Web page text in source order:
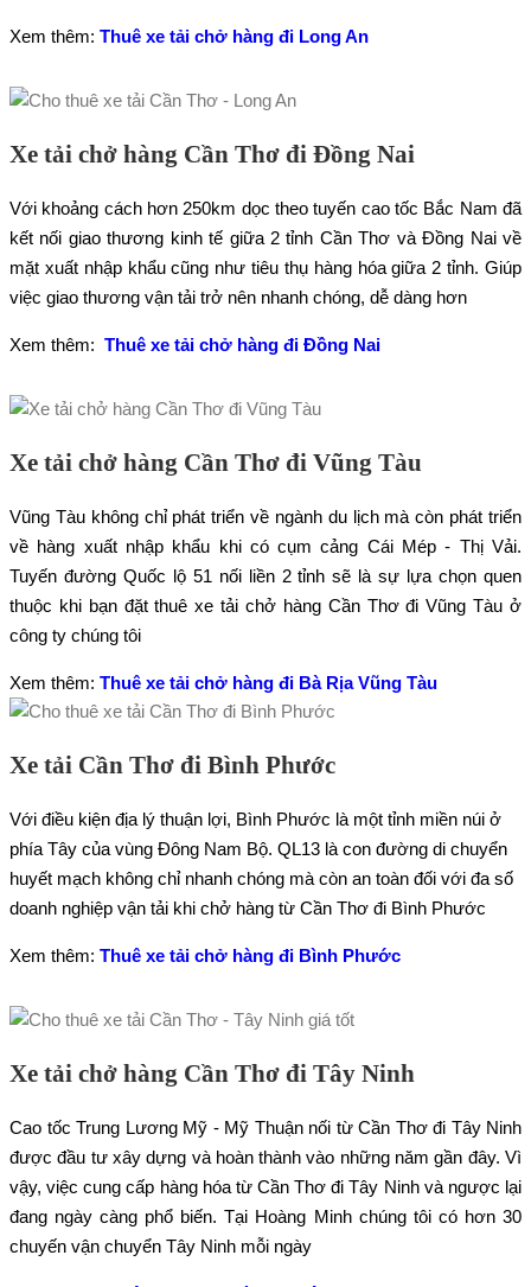
Xem thêm: Thuê xe tải chở hàng đi Long An
Xe tải chở hàng Cần Thơ đi Đồng Nai
Với khoảng cách hơn 250km dọc theo tuyến cao tốc Bắc Nam đã
kết nối giao thương kinh tế giữa 2 tỉnh Cần Thơ và Đồng Nai về
mặt xuất nhập khẩu cũng như tiêu thụ hàng hóa giữa 2 tỉnh. Giúp
việc giao thương vận tải trở nên nhanh chóng, dễ dàng hơn
Xem thêm: Thuê xe tải chở hàng đi Đồng Nai
Xe tải chở hàng Cần Thơ đi Vũng Tàu
Vũng Tàu không chỉ phát triển về ngành du lịch mà còn phát triển
về hàng xuất nhập khẩu khi có cụm cảng Cái Mép - Thị Vải.
Tuyến đường Quốc lộ 51 nối liền 2 tỉnh sẽ là sự lựa chọn quen
thuộc khi bạn đặt thuê xe tải chở hàng Cần Thơ đi Vũng Tàu ở
công ty chúng tôi
Xem thêm: Thuê xe tải chở hàng đi Bà Rịa Vũng Tàu
Xe tải Cần Thơ đi Bình Phước
Với điều kiện địa lý thuận lợi, Bình Phước là một tỉnh miền núi ở
phía Tây của vùng Đông Nam Bộ. QL13 là con đường di chuyển
huyết mạch không chỉ nhanh chóng mà còn an toàn đối với đa số
doanh nghiệp vận tải khi chở hàng từ Cần Thơ đi Bình Phước
Xem thêm: Thuê xe tải chở hàng đi Bình Phước
Xe tải chở hàng Cần Thơ đi Tây Ninh
Cao tốc Trung Lương Mỹ - Mỹ Thuận nối từ Cần Thơ đi Tây Ninh
được đầu tư xây dựng và hoàn thành vào những năm gần đây. Vì
vậy, việc cung cấp hàng hóa từ Cần Thơ đi Tây Ninh và ngược lại
đang ngày càng phổ biến. Tại Hoàng Minh chúng tôi có hơn 30
chuyến vận chuyển Tây Ninh mỗi ngày